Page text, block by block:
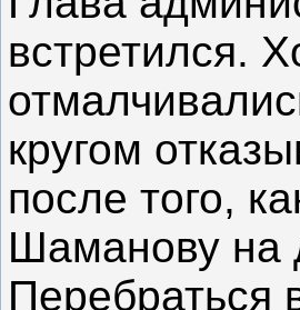
встретился.
кругом
после того,
Шаманову на
Перебраться